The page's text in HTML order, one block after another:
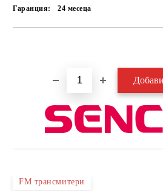
Гаранция: 24 месеца
FM трансмитери